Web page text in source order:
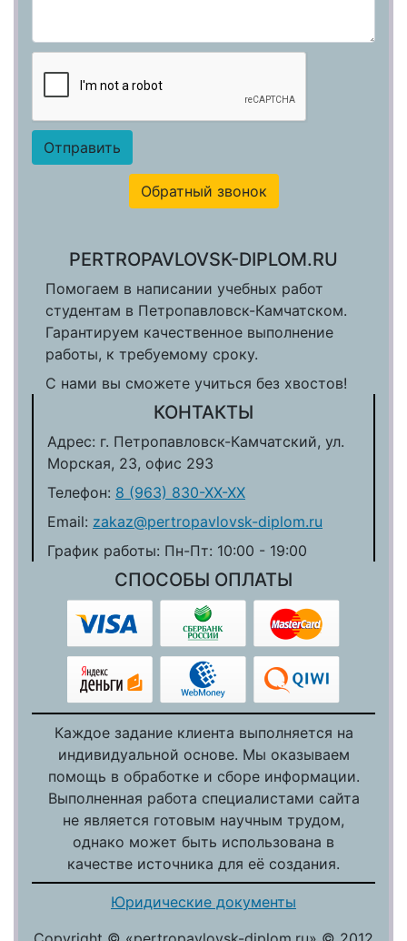
Обратный звонок
PERTROPAVLOVSK-DIPLOM.RU
Помогаем в написании учебных работ
студентам в Петропавловск-Камчатском.
Гарантируем качественное выполнение
работы, к требуемому сроку.
С нами вы сможете учиться без хвостов!
КОНТАКТЫ
Адрес: г. Петропавловск-Камчатский, ул.
Морская, 23, офис 293
Телефон: 8 (963) 830-ХХ-ХХ
Email: zakaz@pertropavlovsk-diplom.ru
График работы: Пн-Пт: 10:00 - 19:00
СПОСОБЫ ОПЛАТЫ
Каждое задание клиента выполняется на
индивидуальной основе. Мы оказываем
помощь в обработке и сборе информации.
Выполненная работа специалистами сайта
не является готовым научным трудом,
однако может быть использована в
качестве источника для её создания.
Юридические документы